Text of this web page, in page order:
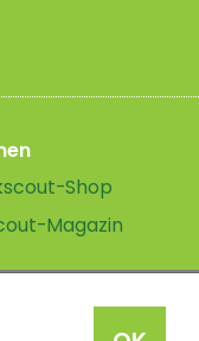
Shop
Magazin